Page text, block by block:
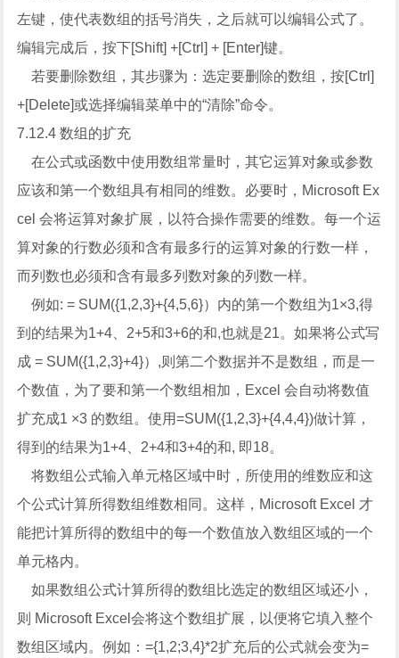
左键，使代表数组的括号消失，之后就可以编辑公式了。
编辑完成后，按下[Shift] +[Ctrl] + [Enter]键。
若要删除数组，其步骤为：选定要删除的数组，按[Ctrl]
+[Delete]或选择编辑菜单中的“清除”命令。
7.12.4 数组的扩充
在公式或函数中使用数组常量时，其它运算对象或参数
应该和第一个数组具有相同的维数。必要时，Microsoft Ex
cel 会将运算对象扩展，以符合操作需要的维数。每一个运
算对象的行数必须和含有最多行的运算对象的行数一样，
而列数也必须和含有最多列数对象的列数一样。
例如: = SUM({1,2,3}+{4,5,6}）内的第一个数组为1×3,得
到的结果为1+4、2+5和3+6的和,也就是21。如果将公式写
成 = SUM({1,2,3}+4}）,则第二个数据并不是数组，而是一
个数值，为了要和第一个数组相加，Excel 会自动将数值
扩充成1 ×3 的数组。使用=SUM({1,2,3}+{4,4,4})做计算，
得到的结果为1+4、2+4和3+4的和, 即18。
将数组公式输入单元格区域中时，所使用的维数应和这
个公式计算所得数组维数相同。这样，Microsoft Excel 才
能把计算所得的数组中的每一个数值放入数组区域的一个
单元格内。
如果数组公式计算所得的数组比选定的数组区域还小，
则 Microsoft Excel会将这个数组扩展，以便将它填入整个
数组区域内。例如：={1,2;3,4}*2扩充后的公式就会变为=